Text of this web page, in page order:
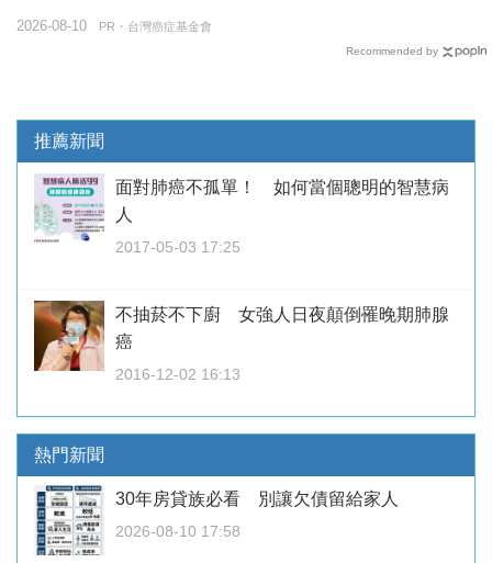
PR・台灣癌症基金會
2026-08-10
Recommended by
推薦新聞
面對肺癌不孤單！ 如何當個聰明的智慧病
人
2017-05-03 17:25
不抽菸不下廚 女強人日夜顛倒罹晚期肺腺
癌
2016-12-02 16:13
熱門新聞
30年房貸族必看 別讓欠債留給家人
2026-08-10 17:58